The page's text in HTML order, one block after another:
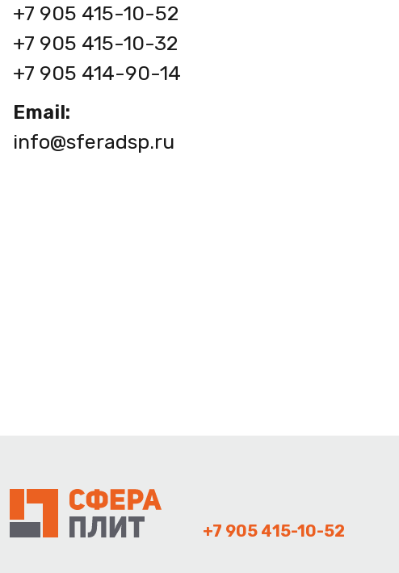
+7 905 415-10-52
+7 905 415-10-32
+7 905 414-90-14
Email:
info@sferadsp.ru
+7 905 415-10-52